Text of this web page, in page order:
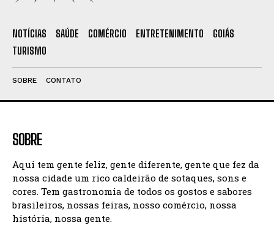
NOTÍCIAS SAÚDE COMÉRCIO ENTRETENIMENTO
GOIÁS
TURISMO
SOBRE CONTATO
SOBRE
Aqui tem gente feliz, gente diferente, gente que fez da
nossa cidade um rico caldeirão de sotaques, sons e
cores. Tem gastronomia de todos os gostos e sabores
brasileiros, nossas feiras, nosso comércio, nossa
história, nossa gente.